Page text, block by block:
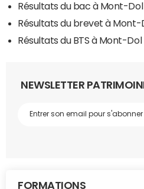
Résultats du bac à Mont-Dol
Résultats du brevet à Mont-
Résultats du BTS à Mont-Dol
NEWSLETTER
FORMATIONS